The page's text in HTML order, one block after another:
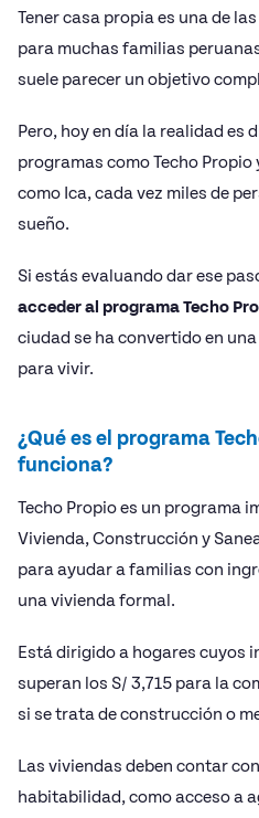
Tener casa propia es una de
para muchas familias
suele parecer un objetivo
Pero, hoy en día la realidad es
programas como Techo
como Ica, cada vez miles de
sueño.
Si estás evaluando dar ese
acceder al programa Techo
ciudad se ha convertido en
para vivir.
¿Qué es el programa
funciona?
Techo Propio es un programa
Vivienda, Construcción y
para ayudar a familias con
una vivienda formal.
Está dirigido a hogares cuyos
superan los S/ 3,715 para la
si se trata de construcción o
Las viviendas deben contar
habitabilidad, como acceso a